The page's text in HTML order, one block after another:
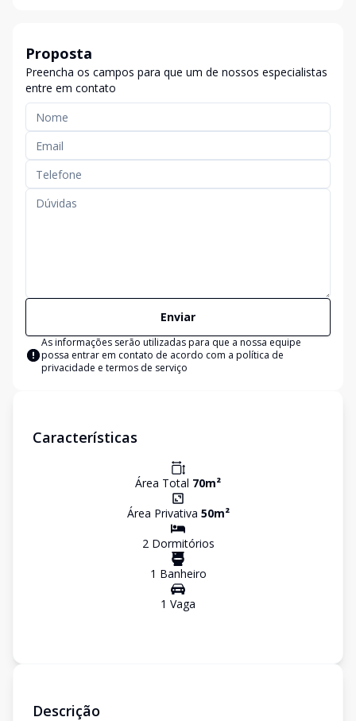
Proposta
Preencha os campos para que um de nossos especialistas
entre em contato
Enviar
As informações serão utilizadas para que a nossa equipe
possa entrar em contato de acordo com a política de
privacidade e termos de serviço
Características
Área Total 70m²
Área Privativa 50m²
2Dormitórios
1 Banheiro
1 Vaga
Descrição